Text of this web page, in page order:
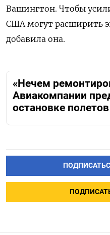
Вашингтон. Чтобы
США могут расширить
добавила она.
«Нечем
Авиакомпании
остановке